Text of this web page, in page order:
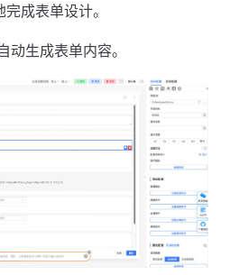
成表单设计。
动生成表单内容。